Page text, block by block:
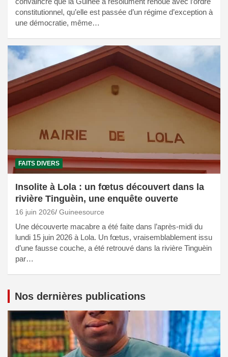
constitutionnel, qu’elle est passée d’un régime d’exception à
une démocratie, même…
FAITS DIVERS
Insolite à Lola : un fœtus découvert dans la
rivière Tinguèin, une enquête ouverte
16 juin 2026 Guineesource
Une découverte macabre a été faite dans l’après-midi du
lundi 15 juin 2026 à Lola. Un fœtus, vraisemblablement issu
d’une fausse couche, a été retrouvé dans la rivière Tinguèin
par…
Nos dernières publications